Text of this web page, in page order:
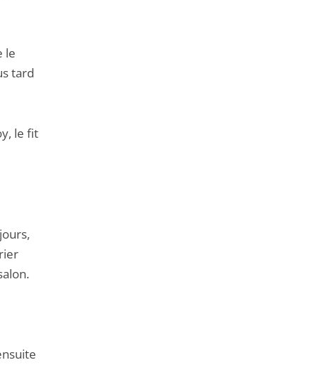
le
tard
le fit